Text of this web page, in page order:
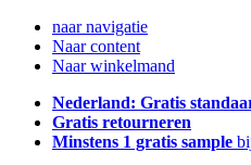
naar navigatie
Naar content
Naar winkelmand
Nederland: Gratis
Gratis retourneren
Minstens 1 gratis sample